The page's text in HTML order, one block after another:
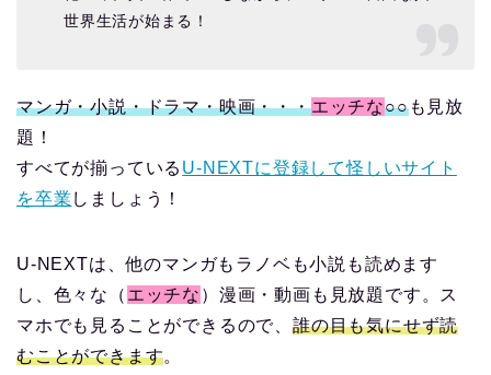
世界生活が始まる！
マンガ・小説・ドラマ・映画・・・エッチな○○も見放
題！
すべてが揃っている U-NEXTに登録して怪しいサイト
を卒業 しましょう！
U-NEXTは、他のマンガもラノベも小説も読めます
し、色々な（ エッチな ）漫画・動画も見放題です。ス
マホでも見ることができるので、誰の目も気にせず読
むことができます。